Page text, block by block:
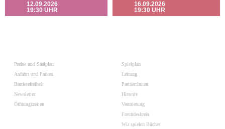
12.09.2026
19:30 UHR
16.09.2026
19:30 UHR
Preise und Saalplan
Anfahrt und Parken
Barrierefreiheit
Newsletter
Öffnungszeiten
Spielplan
Leitung
Partner:innen
Historie
Vermietung
Freundeskreis
Wir spielen Bücher